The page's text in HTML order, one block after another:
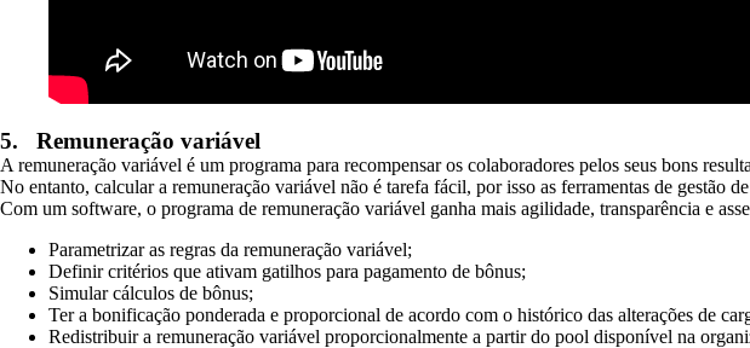
5. Remuneração variável
A remuneração variável é um programa para recompensar os colaboradores pelos seus bons
No entanto, calcular a remuneração variável não é tarefa fácil, por isso as ferramentas de gestão
Com um software, o programa de remuneração variável ganha mais agilidade, transparência e
Parametrizar as regras da remuneração variável;
Definir critérios que ativam gatilhos para pagamento de bônus;
Simular cálculos de bônus;
Ter a bonificação ponderada e proporcional de acordo com o histórico das alterações de
Redistribuir a remuneração variável proporcionalmente a partir do pool disponível na